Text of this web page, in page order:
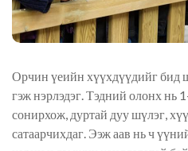
Орчин үеийн хүүхдүүдийг бид
гэж нэрлэдэг. Тэдний олонх нь
сонирхож, дуртай дуу шүлэг,
сатаарчихдаг. Ээж аав нь ч